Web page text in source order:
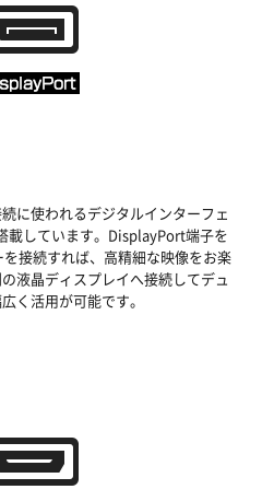
に使われるデジタルインターフェ
載しています。DisplayPort端子を
接続すれば、高精細な映像をお楽
液晶ディスプレイへ接続してデュ
く活用が可能です。